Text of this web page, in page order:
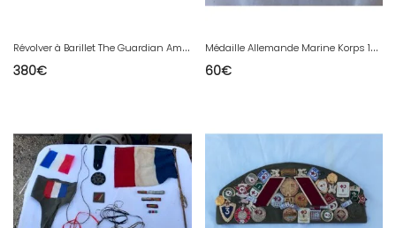
R
évolver à Barillet The Guardian American Modele 1878
380€
M
édaille Allemande Marine Korps 14/18
60€